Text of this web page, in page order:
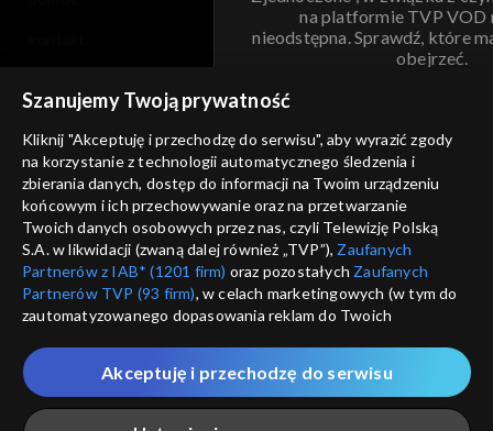
na platformie TVP VOD
nieodstępna. Sprawdź, które
obejrzeć.
ANULUJ
informacje o dostawcy usług
Szanujemy Twoją prywatność
Kliknij "Akceptuję i przechodzę do serwisu", aby wyrazić zgody
na korzystanie z technologii automatycznego śledzenia i
zbierania danych, dostęp do informacji na Twoim urządzeniu
końcowym i ich przechowywanie oraz na przetwarzanie
Twoich danych osobowych przez nas, czyli Telewizję Polską
S.A. w likwidacji (zwaną dalej również „TVP”), Zaufanych
Partnerów z IAB* (1201 firm) oraz pozostałych Zaufanych
Partnerów TVP (93 firm), w celach marketingowych (w tym do
zautomatyzowanego dopasowania reklam do Twoich
które wskazujemy poniżej, a także zgody na udostępnianie
przez nas identyfikatora PPID do Google.
Twoje dane osobowe zbierane podczas odwiedzania przez
Akceptuję i przechodzę do serwisu